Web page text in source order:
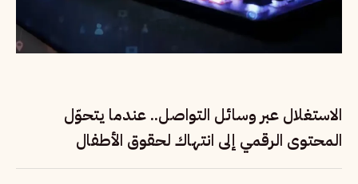
الاستغلال عبر وسائل التواصل.. عندما يتحوّل
المحتوى الرقمي إلى انتهاك لحقوق الأطفال